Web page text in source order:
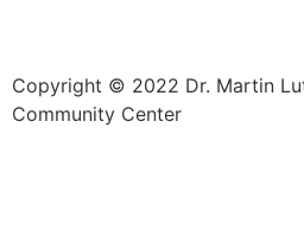
Copyright © 2022 Dr. Martin
Community Center